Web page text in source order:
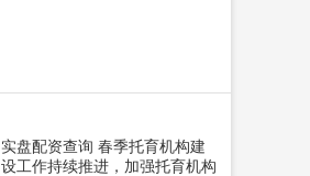
实盘配资查询 春季托育机构建
设工作持续推进，加强托育机构